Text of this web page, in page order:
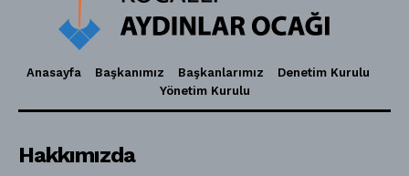
Anasayfa Başkanımız Başkanlarımız
Denetim Kurulu
Yönetim Kurulu
Hakkımızda